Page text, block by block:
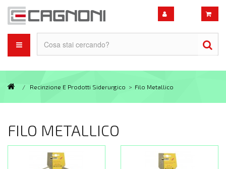
/ Recinzione E Prodotti Siderurgico > Filo Metallico
FILO METALLICO